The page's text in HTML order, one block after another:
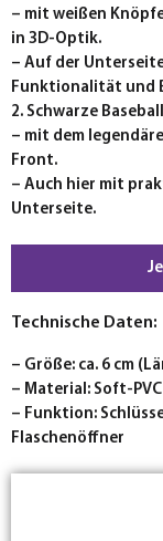
– mit weißen
in 3D-Optik.
– Auf der
Funktionalität und
2. Schwarze
– mit dem
Front.
– Auch hier mit
Unterseite.
Technische Daten:
– Größe: ca. 6 cm
– Material: Soft-PVC
– Funktion:
Flaschenöffner